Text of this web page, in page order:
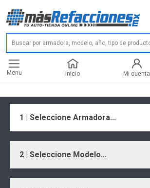
Menu Inicio Mi cuenta
1 | Seleccione Armadora...
2 | Seleccione Modelo...